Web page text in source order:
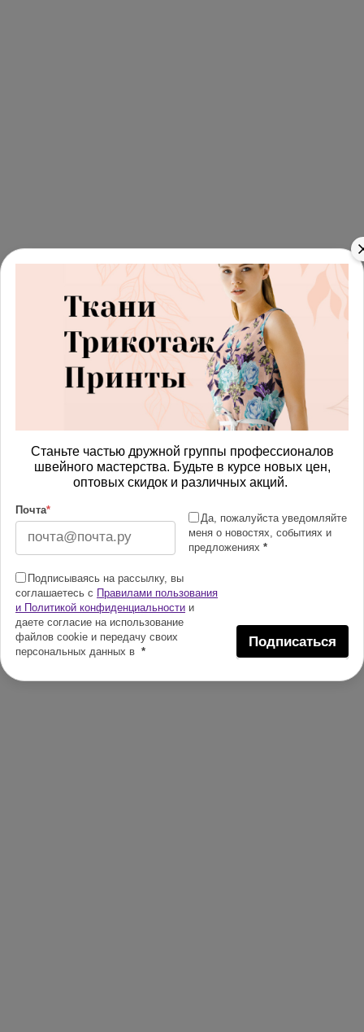
Станьте частью дружной группы профессионалов
швейного мастерства. Будьте в курсе новых цен,
оптовых скидок и различных акций.
Почта*
Да, пожалуйста уведомляйте
меня о новостях, событиях и
предложениях *
Подписываясь на рассылку, вы
соглашаетесь с Правилами пользования
и Политикой конфиденциальности и
даете согласие на использование
файлов cookie и передачу своих
персональных данных в *
Подписаться